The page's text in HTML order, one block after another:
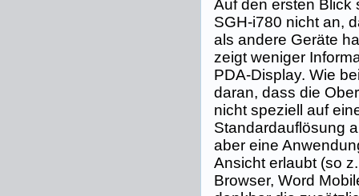
Auf den ersten Blick
SGH-i780 nicht an,
als andere Geräte
zeigt weniger
PDA-Display. Wie
daran, dass die
nicht speziell auf
Standardauflösung
aber eine
Ansicht erlaubt (so
Browser, Word